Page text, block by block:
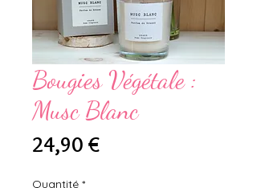
Bougies Végétale :
Musc Blanc
24,90 €Prix
Quantité *